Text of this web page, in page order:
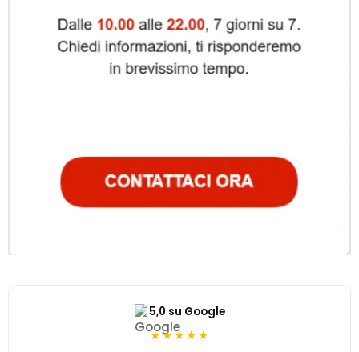
5,0 su Google
★★★★★